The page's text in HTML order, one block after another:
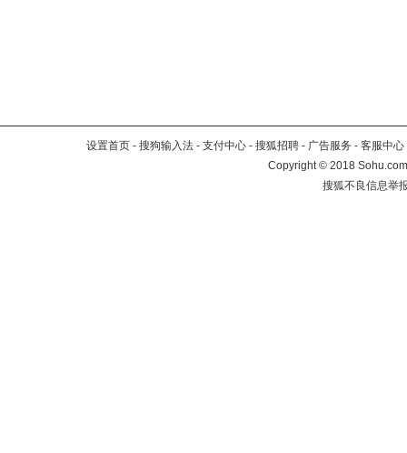
设置首页 - 搜狗输入法 - 支付中心 - 搜狐招聘 - 广告服务 - 客服中心
Copyright©2018
搜狐不良信息举